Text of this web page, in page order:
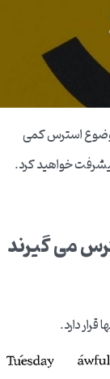
استرس کمی
خواهید کرد.
می گیرند
دارد.